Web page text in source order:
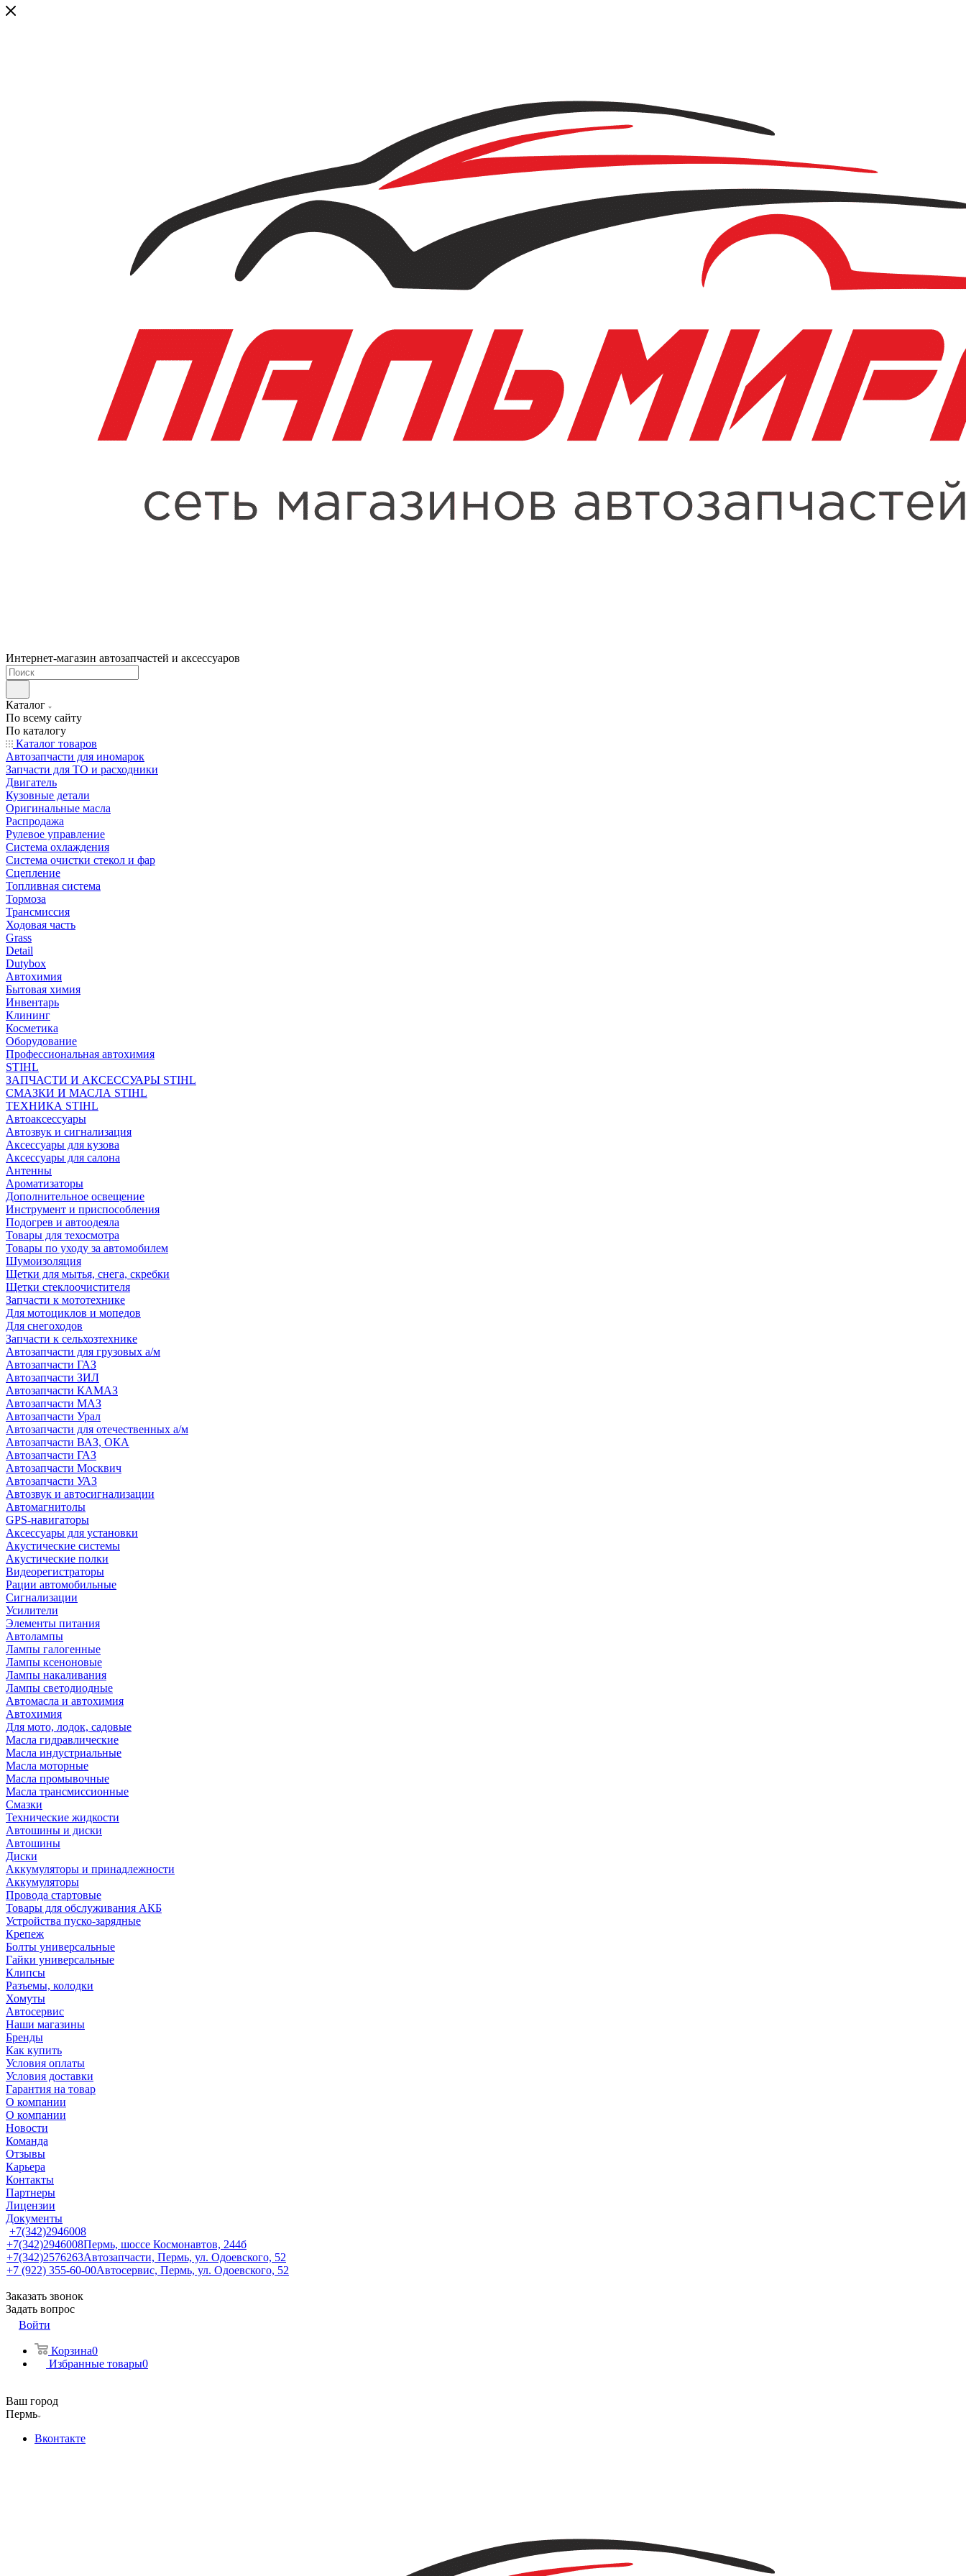
Интернет-магазин автозапчастей и аксессуаров
Каталог
По всему сайту
По каталогу
Каталог товаров
Автозапчасти для иномарок
Запчасти для ТО и расходники
Двигатель
Кузовные детали
Оригинальные масла
Распродажа
Рулевое управление
Система охлаждения
Система очистки стекол и фар
Сцепление
Топливная система
Тормоза
Трансмиссия
Ходовая часть
Grass
Detail
Dutybox
Автохимия
Бытовая химия
Инвентарь
Клининг
Косметика
Оборудование
Профессиональная автохимия
STIHL
ЗАПЧАСТИ И АКСЕССУАРЫ STIHL
СМАЗКИ И МАСЛА STIHL
ТЕХНИКА STIHL
Автоаксессуары
Автозвук и сигнализация
Аксессуары для кузова
Аксессуары для салона
Антенны
Ароматизаторы
Дополнительное освещение
Инструмент и приспособления
Подогрев и автоодеяла
Товары для техосмотра
Товары по уходу за автомобилем
Шумоизоляция
Щетки для мытья, снега, скребки
Щетки стеклоочистителя
Запчасти к мототехнике
Для мотоциклов и мопедов
Для снегоходов
Запчасти к сельхозтехнике
Автозапчасти для грузовых а/м
Автозапчасти ГАЗ
Автозапчасти ЗИЛ
Автозапчасти КАМАЗ
Автозапчасти МАЗ
Автозапчасти Урал
Автозапчасти для отечественных а/м
Автозапчасти ВАЗ, ОКА
Автозапчасти ГАЗ
Автозапчасти Москвич
Автозапчасти УАЗ
Автозвук и автосигнализации
Автомагнитолы
GPS-навигаторы
Аксессуары для установки
Акустические системы
Акустические полки
Видеорегистраторы
Рации автомобильные
Сигнализации
Усилители
Элементы питания
Автолампы
Лампы галогенные
Лампы ксеноновые
Лампы накаливания
Лампы светодиодные
Автомасла и автохимия
Автохимия
Для мото, лодок, садовые
Масла гидравлические
Масла индустриальные
Масла моторные
Масла промывочные
Масла трансмиссионные
Смазки
Технические жидкости
Автошины и диски
Автошины
Диски
Аккумуляторы и принадлежности
Аккумуляторы
Провода стартовые
Товары для обслуживания АКБ
Устройства пуско-зарядные
Крепеж
Болты универсальные
Гайки универсальные
Клипсы
Разъемы, колодки
Хомуты
Автосервис
Наши магазины
Бренды
Как купить
Условия оплаты
Условия доставки
Гарантия на товар
О компании
О компании
Новости
Команда
Отзывы
Карьера
Контакты
Партнеры
Лицензии
Документы
+7(342)2946008
+7(342)2946008Пермь, шоссе Космонавтов, 244б
+7(342)2576263Автозапчасти, Пермь, ул. Одоевского, 52
+7 (922) 355-60-00Автосервис, Пермь, ул. Одоевского, 52
Заказать звонок
Задать вопрос
Войти
Корзина0
Избранные товары0
Ваш город
Пермь
Вконтакте